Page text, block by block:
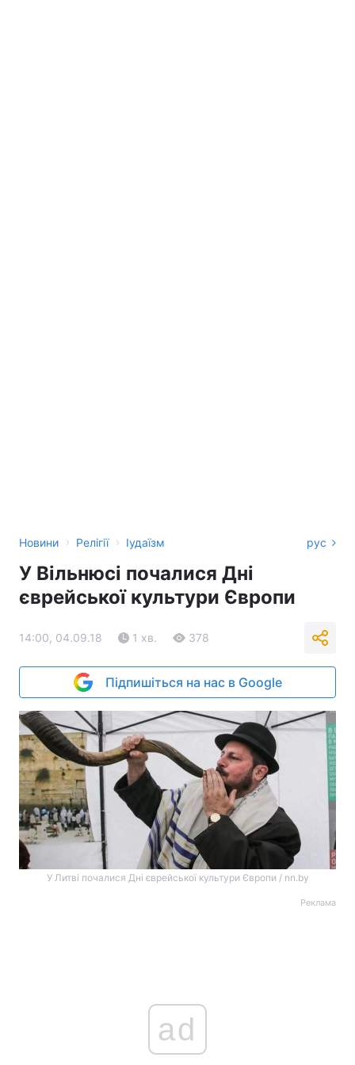
Новини › Релігії › Іудаїзм рус
У Вільнюсі почалися Дні
єврейської культури Європи
14:00, 04.09.18 1 хв. 378
Підпишіться на нас в Google
У Литві почалися Дні єврейської культури Європи / nn.by
Реклама
ad